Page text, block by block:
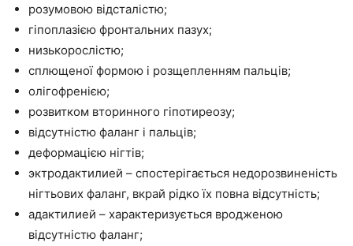
розумовою відсталістю;
гіпоплазією фронтальних пазух;
низькорослістю;
сплющеної формою і розщепленням пальців;
олігофренією;
розвитком вторинного гіпотиреозу;
відсутністю фаланг і пальців;
деформацією нігтів;
эктродактилией – спостерігається недорозвиненість
нігтьових фаланг, вкрай рідко їх повна відсутність;
адактилией – характеризується вродженою
відсутністю фаланг;